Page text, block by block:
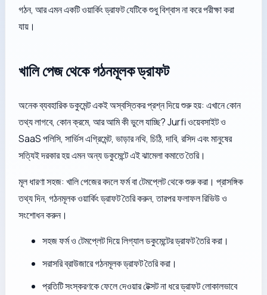
গঠন, আর এমন একটি ওয়ার্কিং ড্রাফট যেটিকে শুধু বিশ্বাস না করে পরীক্ষা করা
যায়।
খালি পেজ থেকে গঠনমূলক ড্রাফট
অনেক ব্যবহারিক ডকুমেন্ট একই অস্বস্তিকর প্রশ্ন দিয়ে শুরু হয়: এখানে কোন
তথ্য লাগবে, কোন ক্রমে, আর আমি কী ভুলে যাচ্ছি? Jurfi ওয়েবসাইট ও
SaaS পলিসি, সার্ভিস এগ্রিমেন্ট, ভাড়ার নথি, চিঠি, দাবি, রসিদ এবং মানুষের
সত্যিই দরকার হয় এমন অন্য ডকুমেন্টে এই ঝামেলা কমাতে তৈরি।
মূল ধারণা সহজ: খালি পেজের বদলে ফর্ম বা টেমপ্লেট থেকে শুরু করা। প্রাসঙ্গিক
তথ্য দিন, গঠনমূলক ওয়ার্কিং ড্রাফট তৈরি করুন, তারপর ফলাফল রিভিউ ও
সংশোধন করুন।
সহজ ফর্ম ও টেমপ্লেট দিয়ে লিগ্যাল ডকুমেন্টের ড্রাফট তৈরি করা।
সরাসরি ব্রাউজারে গঠনমূলক ড্রাফট তৈরি করা।
প্রতিটি সংস্করণকে ফেলে দেওয়ার টেক্সট না ধরে ড্রাফট লোকালভাবে